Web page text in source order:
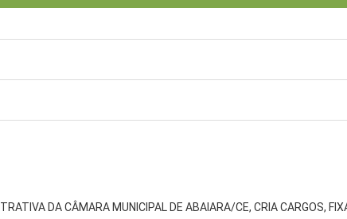
DA CÂMARA MUNICIPAL DE ABAIARA/CE, CRIA CARGOS,